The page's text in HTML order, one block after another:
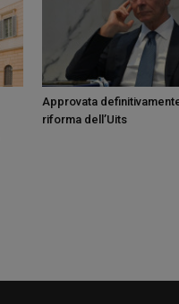
Approvata
riforma dell’Uits